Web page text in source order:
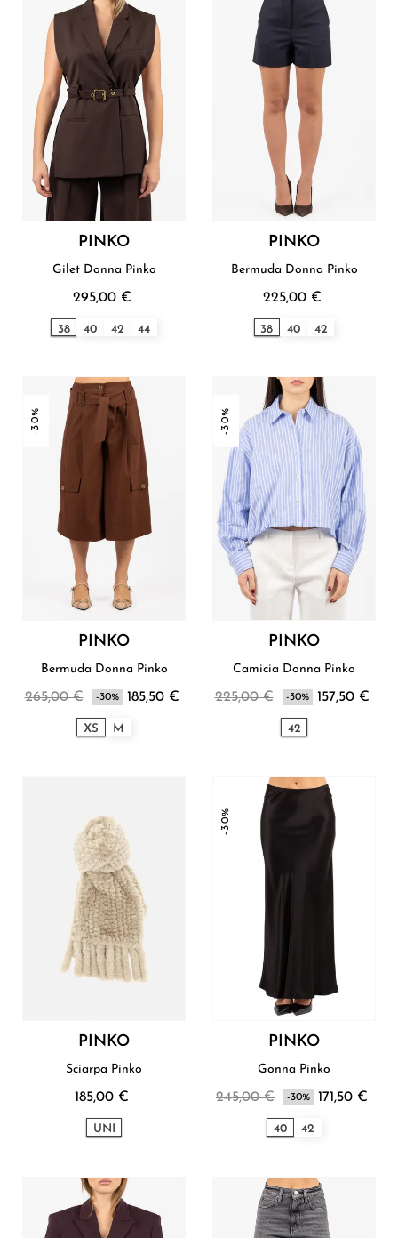
PINKO
Gilet Donna Pinko
295,00 €
38 40 42 44
PINKO
Bermuda Donna Pinko
225,00 €
38 40 42
-30%
PINKO
Bermuda Donna Pinko
265,00 € -30% 185,50 €
XS M
-30%
PINKO
Camicia Donna Pinko
225,00 € -30% 157,50 €
42
PINKO
Sciarpa Pinko
185,00 €
UNI
-30%
PINKO
Gonna Pinko
245,00 € -30% 171,50 €
40 42